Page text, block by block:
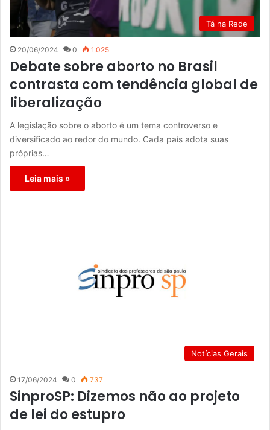
Tá na Rede
20/06/2024 0 1.025
Debate sobre aborto no Brasil
contrasta com tendência global de
liberalização
A legislação sobre o aborto é um tema controverso e
diversificado ao redor do mundo. Cada país adota suas
próprias…
Leia mais »
Notícias Gerais
17/06/2024 0 737
SinproSP: Dizemos não ao projeto
de lei do estupro